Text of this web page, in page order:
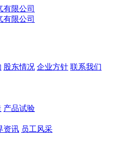
股东情况 企业方针 联系我们
产品试验
资讯 员工风采